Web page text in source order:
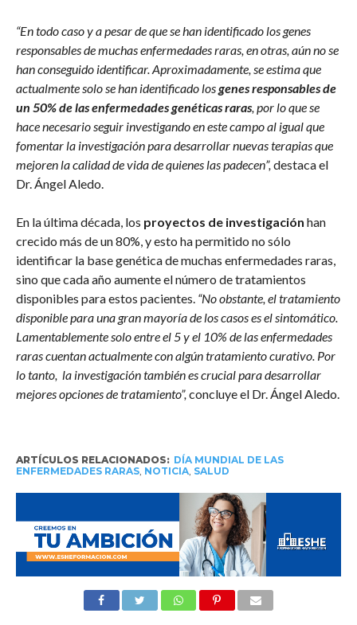
“En todo caso y a pesar de que se han identificado los genes
responsables de muchas enfermedades raras, en otras, aún no se
han conseguido identificar. Aproximadamente, se estima que
actualmente solo se han identificado losgenes responsables de
un 50% de las enfermedades genéticas raras, por lo que se
hace necesario seguir investigando en este campo al igual que
fomentar la investigación para desarrollar nuevas terapias que
mejoren la calidad de vida de quienes las padecen”, destaca el
Dr. Ángel Aledo.
En la última década, los proyectos de investigación han
crecido más de un 80%, y esto ha permitido no sólo
identificar la base genética de muchas enfermedades raras,
sino que cada año aumente el número de tratamientos
disponibles para estos pacientes. “No obstante, el tratamiento
disponible para una gran mayoría de los casos es el sintomático.
Lamentablemente solo entre el 5 y el 10% de las enfermedades
raras cuentan actualmente con algún tratamiento curativo. Por
lo tanto, la investigación también es crucial para desarrollar
mejores opciones de tratamiento”, concluye el Dr. Ángel Aledo.
ARTÍCULOS RELACIONADOS: DÍA MUNDIAL DE LAS
ENFERMEDADES RARAS, NOTICIA, SALUD